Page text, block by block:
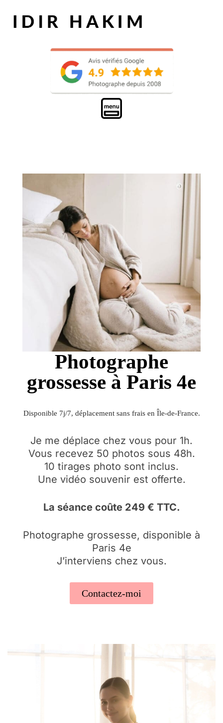
Photographe
grossesse à Paris 4e
Disponible 7j/7, déplacement sans frais en Île-de-France.
Je me déplace chez vous pour 1h.
Vous recevez 50 photos sous 48h.
10 tirages photo sont inclus.
Une vidéo souvenir est offerte.
La séance coûte 249 € TTC.
Photographe grossesse, disponible à
Paris 4e
J’interviens chez vous.
Contactez-moi